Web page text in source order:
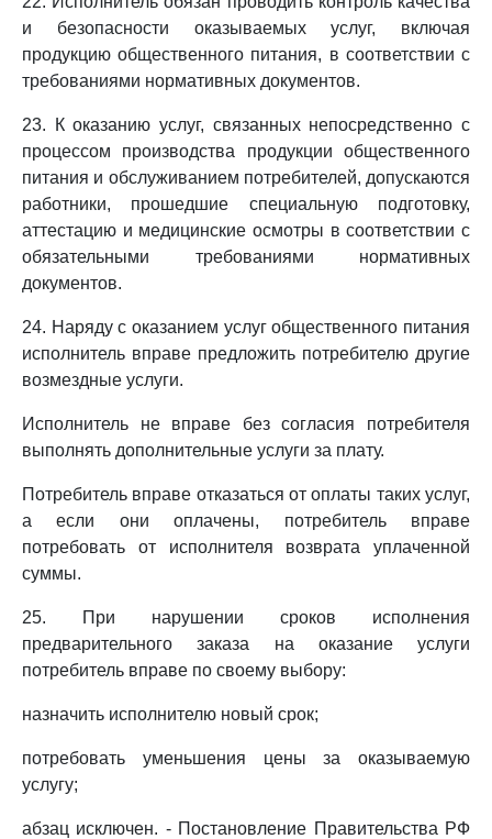
и безопасности оказываемых услуг, включая
продукцию общественного питания, в соответствии с
требованиями нормативных документов.
23. К оказанию услуг, связанных непосредственно с
процессом производства продукции общественного
питания и обслуживанием потребителей, допускаются
работники, прошедшие специальную подготовку,
аттестацию и медицинские осмотры в соответствии с
обязательными требованиями нормативных
документов.
24. Наряду с оказанием услуг общественного питания
исполнитель вправе предложить потребителю другие
возмездные услуги.
Исполнитель не вправе без согласия потребителя
выполнять дополнительные услуги за плату.
Потребитель вправе отказаться от оплаты таких услуг,
а если они оплачены, потребитель вправе
потребовать от исполнителя возврата уплаченной
суммы.
25. При нарушении сроков исполнения
предварительного заказа на оказание услуги
потребитель вправе по своему выбору:
назначить исполнителю новый срок;
потребовать уменьшения цены за оказываемую
услугу;
абзац исключен. - Постановление Правительства РФ